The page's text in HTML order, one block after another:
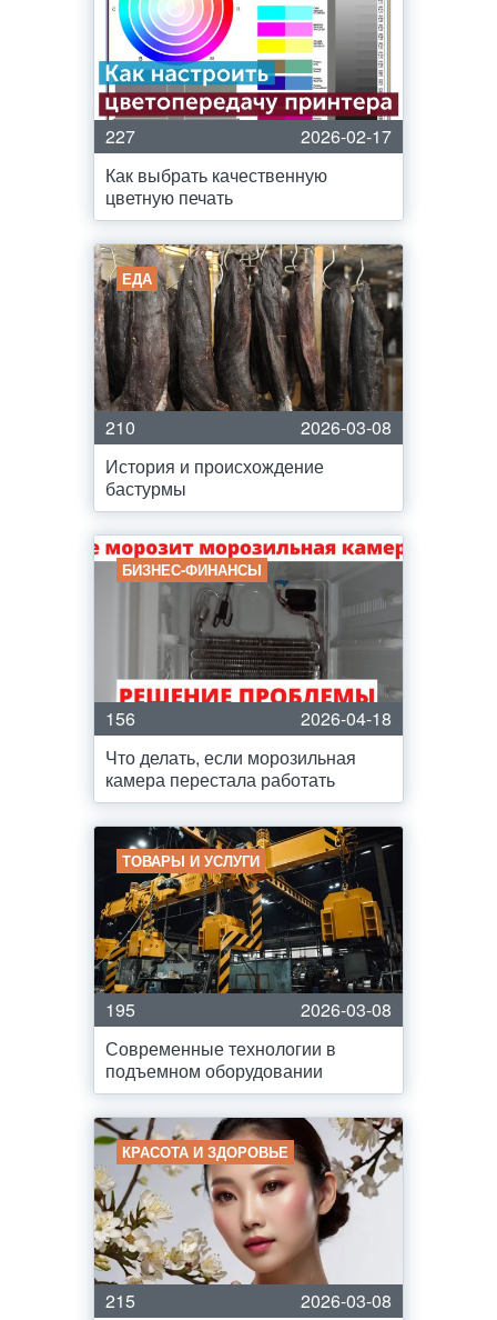
227
2026-02-17
Как выбрать качественную
цветную печать
ЕДА
210
2026-03-08
История и происхождение
бастурмы
БИЗНЕС-ФИНАНСЫ
156
2026-04-18
Что делать, если морозильная
камера перестала работать
ТОВАРЫ И УСЛУГИ
195
2026-03-08
Современные технологии в
подъемном оборудовании
КРАСОТА И ЗДОРОВЬЕ
215
2026-03-08